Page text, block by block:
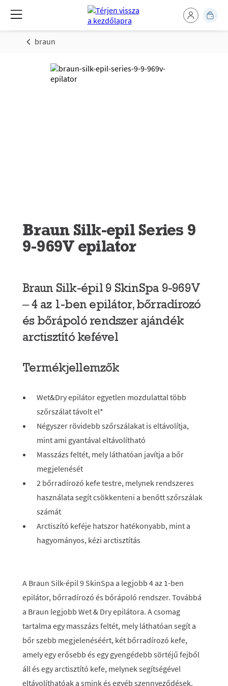
braun
Braun Silk-epil Series 9
9-969V epilator
Braun Silk-épil 9 SkinSpa 9-969V
– 4 az 1-ben epilátor, bőrradírozó
és bőrápoló rendszer ajándék
arctisztító kefével
Termékjellemzők
Wet&Dry epilátor egyetlen mozdulattal több
szőrszálat távolt el*
Négyszer rövidebb szőrszálakat is eltávolítja,
mint ami gyantával eltávolítható
Masszázs feltét, mely láthatóan javítja a bőr
megjelenését
2 bőrradírozó kefe testre, melynek rendszeres
használata segít csökkenteni a benőtt szőrszálak
számát
Arctiszító keféje hatszor hatékonyabb, mint a
hagyományos, kézi arctisztítás
A Braun Silk-épil 9 SkinSpa a legjobb 4 az 1-ben
epilátor, bőrradírozó és bőrápoló rendszer. Továbbá
a Braun legjobb Wet & Dry epilátora. A csomag
tartalma egy masszázs feltét, mely láthatóan segít a
bőr szebb megjelenéséért, két bőrradírozó kefe,
amely egy erősebb és egy gyengédebb sörtéjű fejből
áll és egy arctisztító kefe, melynek segítségével
eltávolíthatóak a smink és egyéb szennyeződések.